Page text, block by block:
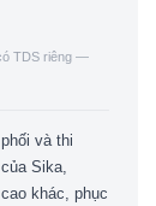
TDS riêng —
và thi
Sika,
khác, phục